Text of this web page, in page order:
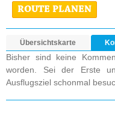
ROUTE PLANEN
Übersichtskarte
Bisher sind keine
worden. Sei der Erste
Ausflugsziel schonmal